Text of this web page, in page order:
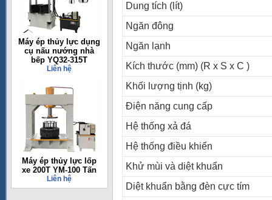
Máy ép thủy lực dụng
cụ nấu nướng nhà
bếp YQ32-315T
Liên hệ
Máy ép thủy lực lốp
xe 200T YM-100 Tấn
Liên hệ
Dung tích (lít)
Ngăn đông
Ngăn lạnh
Kích thước (mm) (R x S x C )
Khối lượng tịnh (kg)
Điện năng cung cấp
Hệ thống xả đá
Hệ thống điều khiển
Khử mùi và diệt khuẩn
Diệt khuẩn bằng đèn cực tím